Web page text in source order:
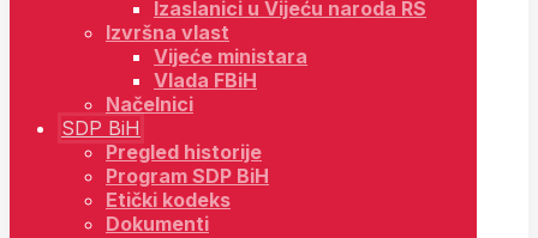
Izaslanici u Vijeću naroda RS
Izvršna vlast
Vijeće ministara
Vlada FBiH
Načelnici
SDP BiH
Pregled historije
Program SDP BiH
Etički kodeks
Dokumenti